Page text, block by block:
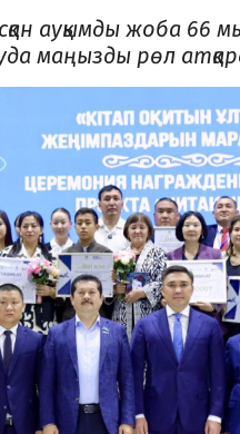
ауқымды жоба
маңызды рөл